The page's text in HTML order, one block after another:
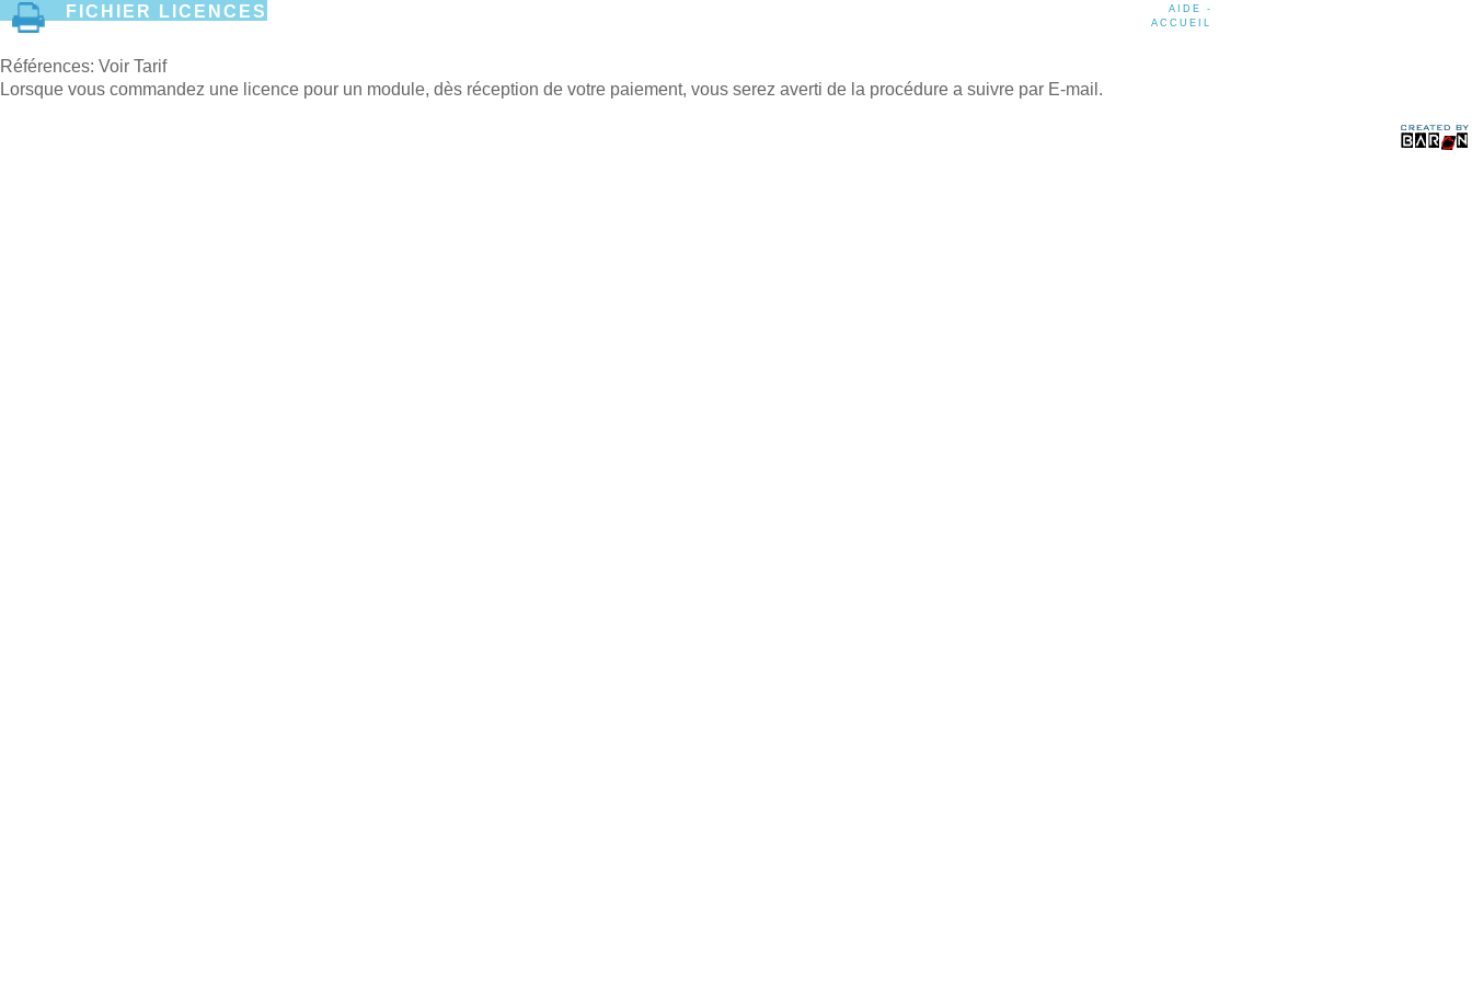
FICHIER LICENCES
AIDE -
ACCUEIL
Références: Voir Tarif
Lorsque vous commandez une licence pour un module, dès réception de votre paiement, vous serez averti de la procédure a suivre par E-mail.